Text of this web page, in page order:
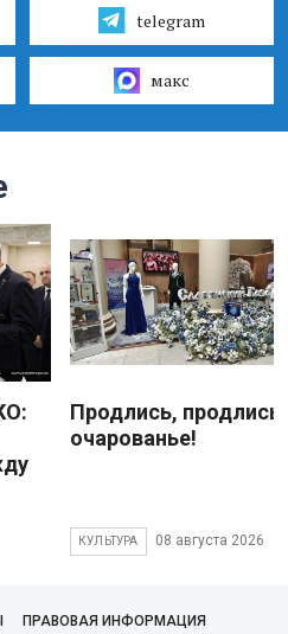
telegram
макс
Продлись, продлись
очарованье!
КУЛЬТУРА 08 августа 2026
ПРАВОВАЯ ИНФОРМАЦИЯ